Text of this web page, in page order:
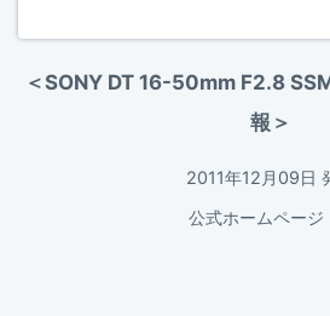
＜SONY DT 16-50mm F2.8
報＞
2011年12月09日
公式ホームページ